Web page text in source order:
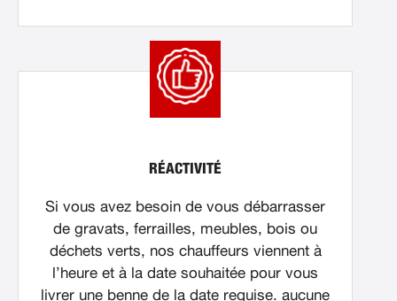
RÉACTIVITÉ
Si vous avez besoin de vous débarrasser
de gravats, ferrailles, meubles, bois ou
déchets verts, nos chauffeurs viennent à
l’heure et à la date souhaitée pour vous
livrer une benne de la date requise. aucune